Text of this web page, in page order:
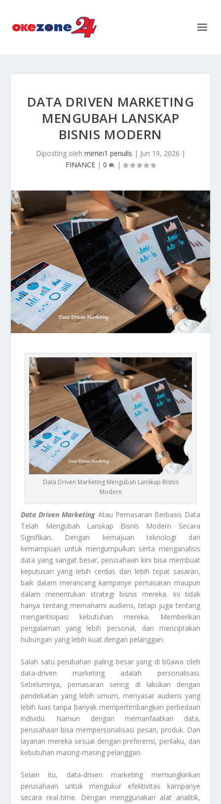
DATA DRIVEN MARKETING
MENGUBAH LANSKAP
BISNIS MODERN
Diposting oleh mimin1 penulis | Jun 19, 2026 |
FINANCE | 0 |
Data Driven Marketing Mengubah Lanskap Bisnis
Modern
Data Driven Marketing Atau Pemasaran Berbasis Data
Telah Mengubah Lanskap Bisnis Modern Secara
Signifikan. Dengan kemajuan teknologi dan
kemampuan untuk mengumpulkan serta menganalisis
data yang sangat besar, perusahaan kini bisa membuat
keputusan yang lebih cerdas dan lebih tepat sasaran,
baik dalam merancang kampanye pemasaran maupun
dalam menentukan strategi bisnis mereka. Ini tidak
hanya tentang memahami audiens, tetapi juga tentang
mengantisipasi kebutuhan mereka. Memberikan
pengalaman yang lebih personal, dan menciptakan
hubungan yang lebih kuat dengan pelanggan.
Salah satu perubahan paling besar yang di b0awa oleh
data-driven marketing adalah personalisasi.
Sebelumnya, pemasaran sering di lakukan dengan
pendekatan yang lebih umum, menyasar audiens yang
lebih luas tanpa banyak mempertimbangkan perbedaan
individu. Namun dengan memanfaatkan data,
perusahaan bisa mempersonalisasi pesan, produk. Dan
layanan mereka sesuai dengan preferensi, perilaku, dan
kebutuhan masing-masing pelanggan.
Selain itu, data-driven marketing memungkinkan
perusahaan untuk mengukur efektivitas kampanye
secara real-time. Dengan menggunakan alat analitik,